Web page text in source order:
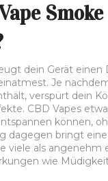
Smoke
dein Gerät einen
Je
verspürt dein
CBD Vapes
können,
dagegen bringt
viele als angenehm
wie